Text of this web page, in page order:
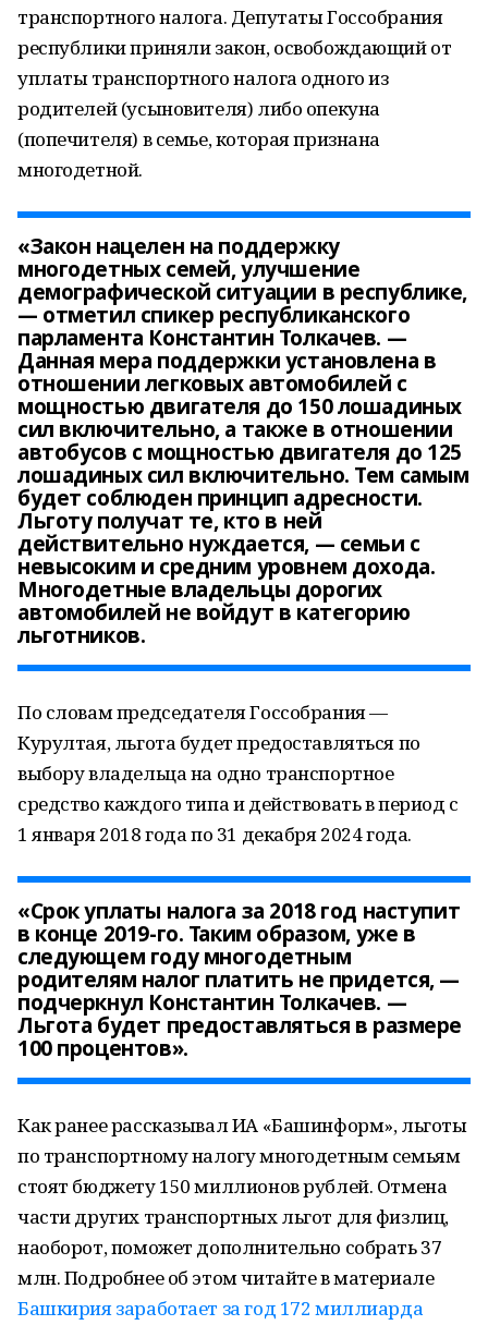
транспортного налога. Депутаты Госсобрания
республики приняли закон, освобождающий от
уплаты транспортного налога одного из
родителей (усыновителя) либо опекуна
(попечителя) в семье, которая признана
многодетной.
«Закон нацелен на поддержку
многодетных семей, улучшение
демографической ситуации в республике,
— отметил спикер республиканского
парламента Константин Толкачев. —
Данная мера поддержки установлена в
отношении легковых автомобилей с
мощностью двигателя до 150 лошадиных
сил включительно, а также в отношении
автобусов с мощностью двигателя до 125
лошадиных сил включительно. Тем самым
будет соблюден принцип адресности.
Льготу получат те, кто в ней
действительно нуждается, — семьи с
невысоким и средним уровнем дохода.
Многодетные владельцы дорогих
автомобилей не войдут в категорию
льготников.
По словам председателя Госсобрания —
Курултая, льгота будет предоставляться по
выбору владельца на одно транспортное
средство каждого типа и действовать в период с
1 января 2018 года по 31 декабря 2024 года.
«Срок уплаты налога за 2018 год наступит
в конце 2019-го. Таким образом, уже в
следующем году многодетным
родителям налог платить не придется, —
подчеркнул Константин Толкачев. —
Льгота будет предоставляться в размере
100 процентов».
Как ранее рассказывал ИА «Башинформ», льготы
по транспортному налогу многодетным семьям
стоят бюджету 150 миллионов рублей. Отмена
части других транспортных льгот для физлиц,
наоборот, поможет дополнительно собрать 37
млн. Подробнее об этом читайте в материале
Башкирия заработает за год 172 миллиарда